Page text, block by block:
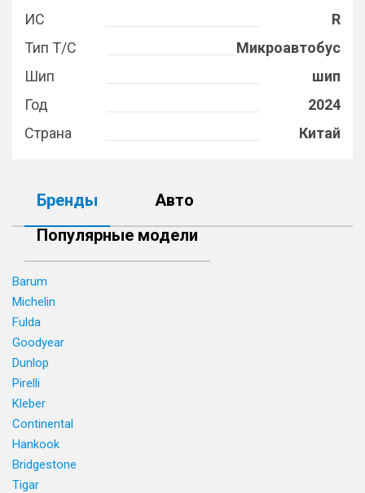
ИС
R
Тип Т/С
Микроавтобус
Шип
шип
Год
2024
Страна
Китай
Бренды
Авто
Популярные модели
Barum
Michelin
Fulda
Goodyear
Dunlop
Pirelli
Kleber
Continental
Hankook
Bridgestone
Tigar